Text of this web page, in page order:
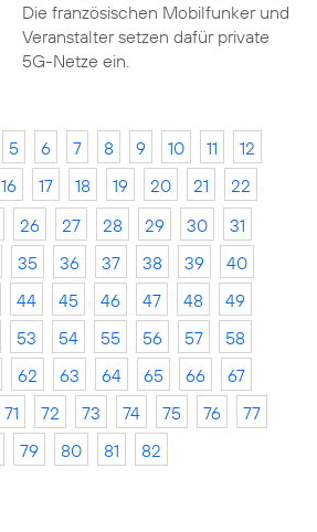
Die französischen Mobilfunker und
Veranstalter setzen dafür private
5G-Netze ein.
5 6 7 8 9 10 11
12
16 17 18 19 20 21
22
26 27 28 29 30
31
35 36 37 38 39
40
44 45 46 47 48
49
53 54 55 56 57
58
62 63 64 65 66
67
71 72 73 74 75 76
77
79 80 81 82